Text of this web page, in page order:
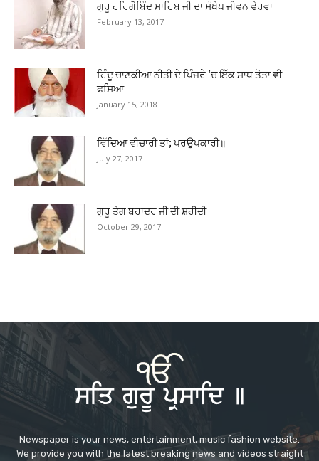
ਗੁਰੂ ਹਰਿਗੋਬਿੰਦ ਸਾਹਿਬ ਜੀ ਦਾ ਸੰਖੇਪ ਜੀਵਨ ਵੇਰਵਾ
February 13, 2017
ਹਿੰਦੂ ਚਾਣਕੀਆ ਨੀਤੀ ਦੇ ਪਿੰਜਰੇ ‘ਚ ਇੱਕ ਸਾਧ ਤੋਤਾ ਵੀ
ਫਸਿਆ
January 15, 2018
ਵਿੱਦਿਆ ਵੀਚਾਰੀ ਤਾਂ; ਪਰਉਪਕਾਰੀ॥
July 27, 2017
ਗੁਰੂ ਤੇਗ ਬਹਾਦਰ ਜੀ ਦੀ ਸ਼ਹੀਦੀ
October 29, 2017
Newspaper is your news, entertainment, music fashion website.
We provide you with the latest breaking news and videos straight